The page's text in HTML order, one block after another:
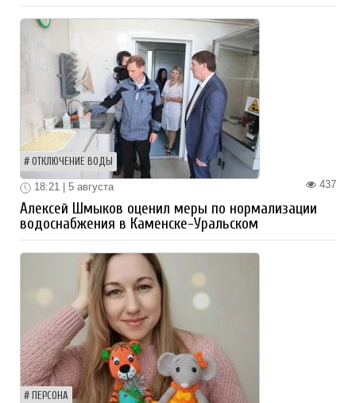
ОТКЛЮЧЕНИЕ ВОДЫ
437
18:21 | 5 августа
Алексей Шмыков оценил меры по нормализации
водоснабжения в Каменске-Уральском
ПЕРСОНА